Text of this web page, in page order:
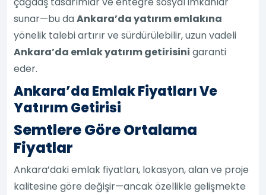
sunar—bu daAnkara’da yatırım emlakına
yönelik talebi artırır ve sürdürülebilir, uzun vadeli
Ankara’da emlak yatırım getirisini garanti
eder.
Ankara’da Emlak Fiyatları Ve
Yatırım Getirisi
Semtlere Göre Ortalama
Fiyatlar
Ankara’daki emlak fiyatları, lokasyon, alan ve proje
kalitesine göre değişir—ancak özellikle gelişmekte